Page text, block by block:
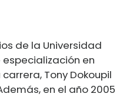
de la Universidad
en
Tony Dokoupil
en el año 2005